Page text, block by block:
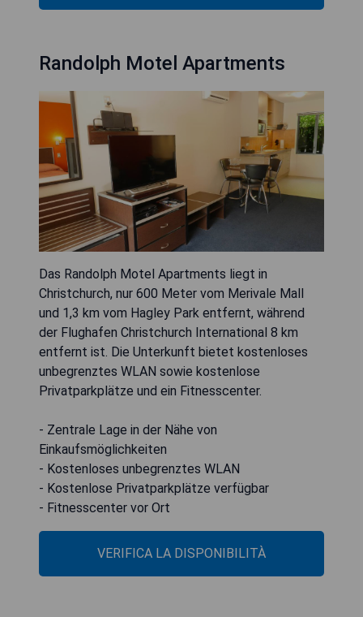
Randolph Motel Apartments
Das Randolph Motel Apartments liegt in
Christchurch, nur 600 Meter vom Merivale Mall
und 1,3 km vom Hagley Park entfernt, während
der Flughafen Christchurch International 8 km
entfernt ist. Die Unterkunft bietet kostenloses
unbegrenztes WLAN sowie kostenlose
Privatparkplätze und ein Fitnesscenter.
- Zentrale Lage in der Nähe von
Einkaufsmöglichkeiten
- Kostenloses unbegrenztes WLAN
- Kostenlose Privatparkplätze verfügbar
- Fitnesscenter vor Ort
VERIFICA LA DISPONIBILITÀ